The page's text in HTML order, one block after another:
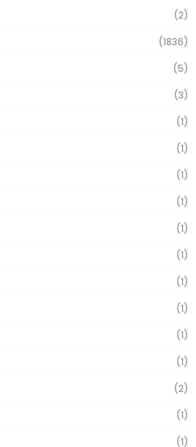
(2)
(1836)
(5)
(3)
(1)
(1)
(1)
(1)
(1)
(1)
(1)
(1)
(1)
(1)
(2)
(1)
(1)